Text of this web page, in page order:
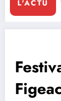
L'ACTU